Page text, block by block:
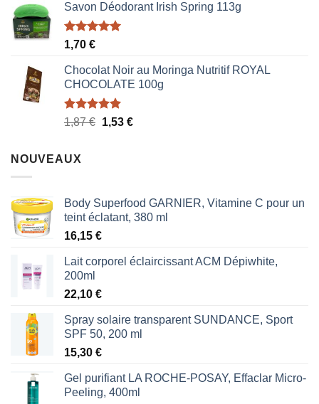
initial
était :
actuel
Savon Déodorant Irish Spring 113g
Note5.00
1,70 €
Chocolat Noir au Moringa Nutritif ROYAL
CHOCOLATE 100g
Note5.00
1,87€ Le
1,53 €Le
NOUVEAUX
Body Superfood GARNIER, Vitamine C pour un
teint éclatant, 380 ml
16,15 €
Lait corporel éclaircissant ACM Dépiwhite,
200ml
22,10 €
Spray solaire transparent SUNDANCE, Sport
SPF 50, 200 ml
15,30 €
Gel purifiant LA ROCHE-POSAY, Effaclar Micro-
Peeling, 400ml